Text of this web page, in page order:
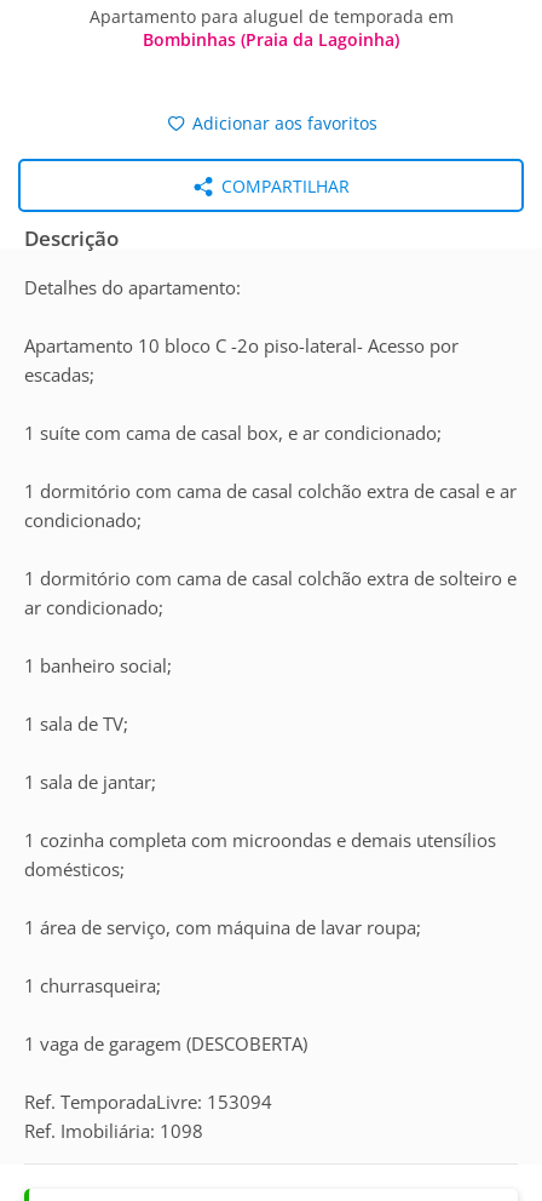
Apartamento para aluguel de temporada em
Bombinhas (Praia da Lagoinha)
Adicionar aos favoritos
COMPARTILHAR
Descrição
Detalhes do apartamento:
Apartamento 10 bloco C -2o piso-lateral- Acesso por
escadas;
1 suíte com cama de casal box, e ar condicionado;
1 dormitório com cama de casal colchão extra de casal e ar
condicionado;
1 dormitório com cama de casal colchão extra de solteiro e
ar condicionado;
1 banheiro social;
1 sala de TV;
1 sala de jantar;
1 cozinha completa com microondas e demais utensílios
domésticos;
1 área de serviço, com máquina de lavar roupa;
1 churrasqueira;
1 vaga de garagem (DESCOBERTA)
Ref. TemporadaLivre: 153094
Ref. Imobiliária: 1098